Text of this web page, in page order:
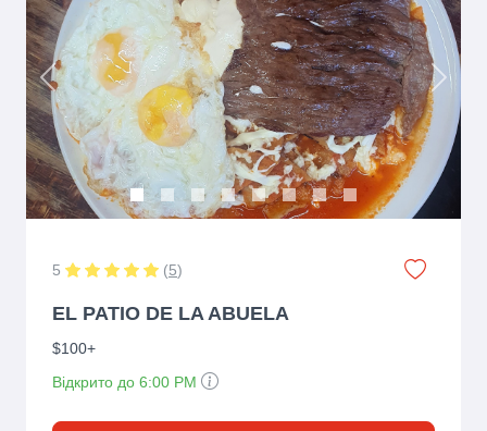
Previous Next
5 (5)
EL PATIO DE LA ABUELA
$100+
Відкрито до 6:00 PM